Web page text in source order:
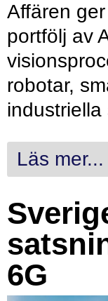
Affären
portfölj av
robotar,
industriella
Läs mer...
6G